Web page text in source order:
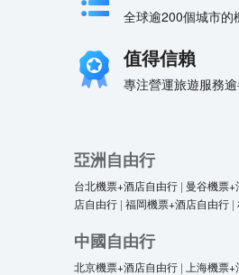
全球逾200個城市的
值得信賴
專注營運旅遊服務
亞洲自由行
台北機票+酒店自由行 | 曼谷機票
店自由行 | 福岡機票+酒店自由行 |
中國自由行
北京機票+酒店自由行 | 上海機票